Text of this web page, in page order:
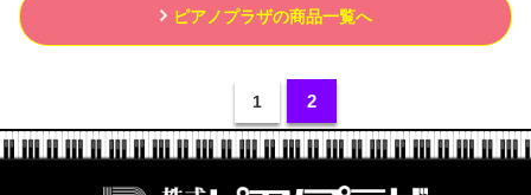
ピアノプラザの商品一覧へ
1 2